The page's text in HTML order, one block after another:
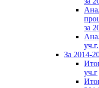
за
уч.г.
За 2014-
уч.г